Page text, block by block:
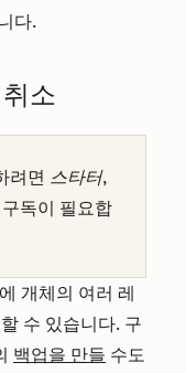
다.
소
려면 스타터,
구독이 필요합
개체의 여러 레
수 있습니다. 구
백업을 만들 수도